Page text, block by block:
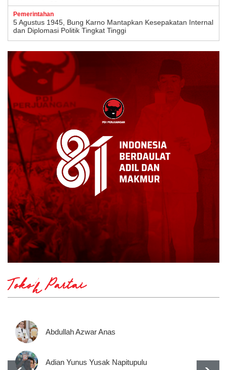
Pemerintahan
5 Agustus 1945, Bung Karno Mantapkan Kesepakatan Internal
dan Diplomasi Politik Tingkat Tinggi
Tokoh Partai
Abdullah Azwar Anas
Adian Yunus Yusak Napitupulu